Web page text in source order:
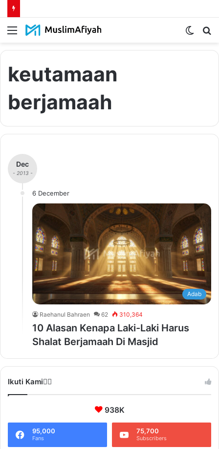
Menu
Switch
keutamaan
berjamaah
Dec
- 2013 -
6 December
Adab
Raehanul Bahraen 62 310,364
10 Alasan Kenapa Laki-Laki Harus
Shalat Berjamaah Di Masjid
Ikuti Kami❤️‍🔥
938K
95,000
Fans
75,700
Subscribers